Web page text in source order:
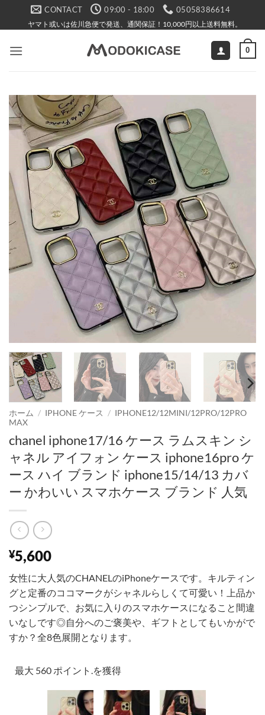
CONTACT 09:00 - 18:00 05058386614
ヤマト或いは佐川急便で発送、通関保証！10,000円以上送料無料。
0
ホーム / IPHONE ケース / IPHONE12/12MINI/12PRO/12PRO
MAX
chanel iphone17/16 ケース ラムスキン シ
ャネル アイフォン ケース iphone16pro ケ
ース ハイ ブランド iphone15/14/13 カバ
ー かわいい スマホケース ブランド 人気
¥5,600
女性に大人気のCHANELのiPhoneケースです。キルティン
グと定番のココマークがシャネルらしくて可愛い！上品か
つシンプルで、お気に入りのスマホケースになること間違
いなしです◎自分へのご褒美や、ギフトとしてもいかがで
すか？全8色展開となります。
最大 560 ポイント.を獲得